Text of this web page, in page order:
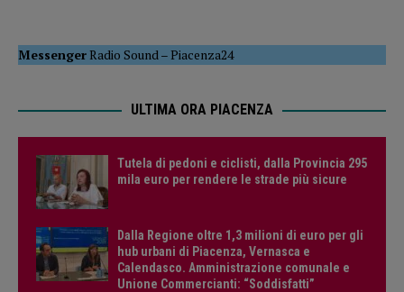
MessengerRadio Sound–Piacenza24
ULTIMA ORA PIACENZA
Tutela di pedoni e ciclisti, dalla Provincia 295
mila euro per rendere le strade più sicure
Dalla Regione oltre 1,3 milioni di euro per gli
hub urbani di Piacenza, Vernasca e
Calendasco. Amministrazione comunale e
Unione Commercianti: “Soddisfatti”